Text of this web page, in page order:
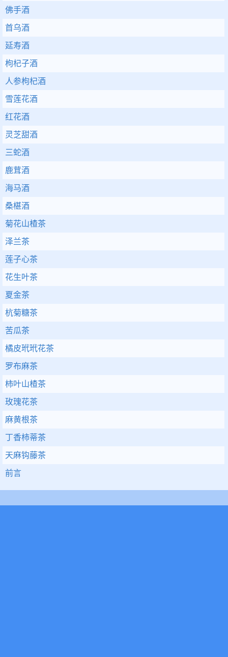
佛手酒
首乌酒
延寿酒
枸杞子酒
人参枸杞酒
雪莲花酒
红花酒
灵芝甜酒
三蛇酒
鹿茸酒
海马酒
桑椹酒
菊花山楂茶
泽兰茶
莲子心茶
花生叶茶
夏金茶
杭菊糖茶
苦瓜茶
橘皮玳玳花茶
罗布麻茶
柿叶山楂茶
玫瑰花茶
麻黄根茶
丁香柿蒂茶
天麻钩藤茶
前言